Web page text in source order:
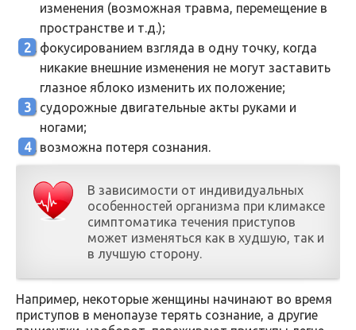
изменения (возможная травма, перемещение в
пространстве и т.д.);
фокусированием взгляда в одну точку, когда
никакие внешние изменения не могут заставить
глазное яблоко изменить их положение;
судорожные двигательные акты руками и
ногами;
возможна потеря сознания.
В зависимости от индивидуальных
особенностей организма при климаксе
симптоматика течения приступов
может изменяться как в худшую, так и
в лучшую сторону.
Например, некоторые женщины начинают во время
приступов в менопаузе терять сознание, а другие